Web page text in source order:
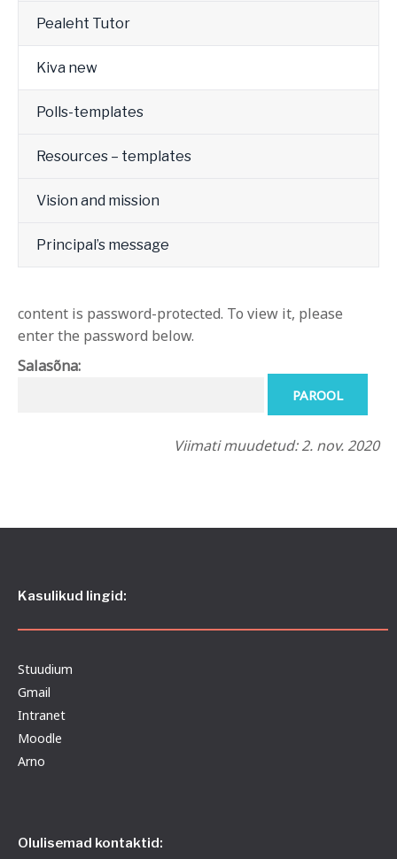
Pealeht Tutor
Kiva new
Polls-templates
Resources – templates
Vision and mission
Principal’s message
content is password-protected. To view it, please
enter the password below.
Salasõna:
Viimati muudetud: 2. nov. 2020
Kasulikud lingid:
Stuudium
Gmail
Intranet
Moodle
Arno
Olulisemad kontaktid: